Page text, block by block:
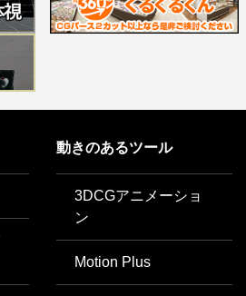
動きのあるツール
3DCGアニメーショ
ン
Motion Plus